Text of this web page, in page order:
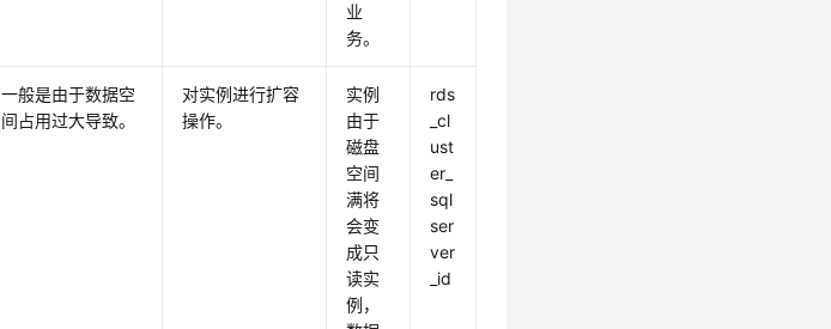
业
务。
一般是由于数据空
间占用过大导致。
对实例进行扩容
操作。
实例
由于
磁盘
空间
满将
会变
成只
读实
例，
rds
_cl
ust
er_
sql
ser
ver
_id